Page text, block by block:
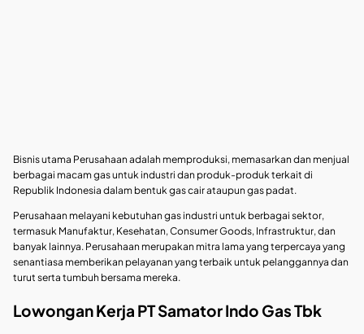
Bisnis utama Perusahaan adalah memproduksi, memasarkan dan menjual
berbagai macam gas untuk industri dan produk-produk terkait di
Republik Indonesia dalam bentuk gas cair ataupun gas padat.
Perusahaan melayani kebutuhan gas industri untuk berbagai sektor,
termasuk Manufaktur, Kesehatan, Consumer Goods, Infrastruktur, dan
banyak lainnya. Perusahaan merupakan mitra lama yang terpercaya yang
senantiasa memberikan pelayanan yang terbaik untuk pelanggannya dan
turut serta tumbuh bersama mereka.
Lowongan Kerja PT Samator Indo Gas Tbk